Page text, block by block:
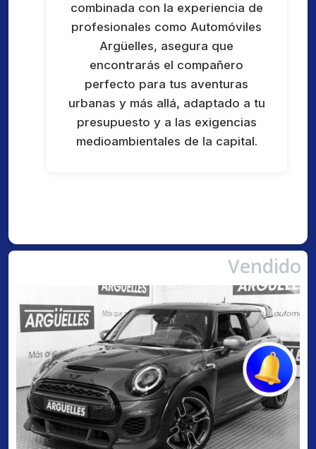
combinada con la experiencia de
profesionales como Automóviles
Argüelles, asegura que
encontrarás el compañero
perfecto para tus aventuras
urbanas y más allá, adaptado a tu
presupuesto y a las exigencias
medioambientales de la capital.
Vendido